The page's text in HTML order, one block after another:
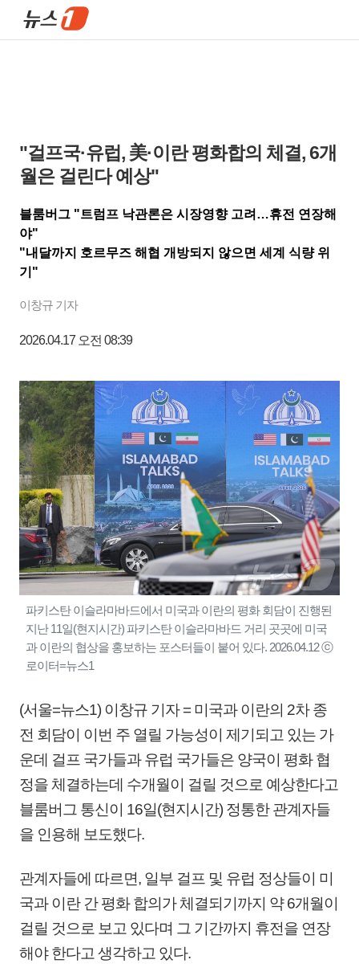
"걸프국·유럽, 美·이란 평화합의 체결, 6개
월은 걸린다 예상"
블룸버그 "트럼프 낙관론은 시장영향 고려…휴전 연장해
야"
"내달까지 호르무즈 해협 개방되지 않으면 세계 식량 위
기"
이창규 기자
2026.04.17 오전 08:39
파키스탄 이슬라마바드에서 미국과 이란의 평화 회담이 진행된
지난 11일(현지시간) 파키스탄 이슬라마바드 거리 곳곳에 미국
과 이란의 협상을 홍보하는 포스터들이 붙어 있다. 2026.04.12 ⓒ
로이터=뉴스1
(서울=뉴스1) 이창규 기자 = 미국과 이란의 2차 종
전 회담이 이번 주 열릴 가능성이 제기되고 있는 가
운데 걸프 국가들과 유럽 국가들은 양국이 평화 협
정을 체결하는데 수개월이 걸릴 것으로 예상한다고
블룸버그 통신이 16일(현지시간) 정통한 관계자들
을 인용해 보도했다.
관계자들에 따르면, 일부 걸프 및 유럽 정상들이 미
국과 이란 간 평화 합의가 체결되기까지 약 6개월이
걸릴 것으로 보고 있다며 그 기간까지 휴전을 연장
해야 한다고 생각하고 있다.